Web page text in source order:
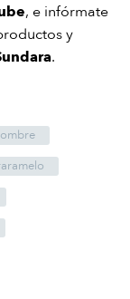
, e infórmate
y
.